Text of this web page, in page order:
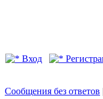
Вход
Сообщения без ответов